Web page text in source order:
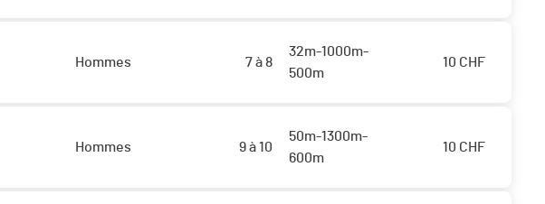
Hommes 7 à 8
32m-1000m-
500m
10 CHF
Hommes 9 à 10
50m-1300m-
600m
10 CHF